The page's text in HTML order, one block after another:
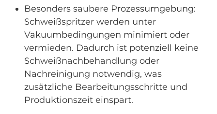
Besonders saubere Prozessumgebung:
Schweißspritzer werden unter
Vakuumbedingungen minimiert oder
vermieden. Dadurch ist potenziell keine
Schweißnachbehandlung oder
Nachreinigung notwendig, was
zusätzliche Bearbeitungsschritte und
Produktionszeit einspart.